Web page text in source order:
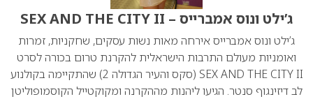
ג’ילט ונוס אמברייס – SEX AND THE CITY II
ג’ילט ונוס אמברייס אירחה מאות נשות עסקים, שחקניות, זמרות
ואומניות מעולם התרבות הישראלית להקרנת טרום בכורה לסרט
SEX AND THE CITY II (סקס והעיר הגדולה 2) שהתקיימה בקולנוע
לב דיזינגוף סנטר. הגיעו ליהנות מההקרנה ומקוקטייל הקוסמופוליטן